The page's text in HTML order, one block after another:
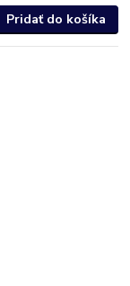
Pridať do košíka